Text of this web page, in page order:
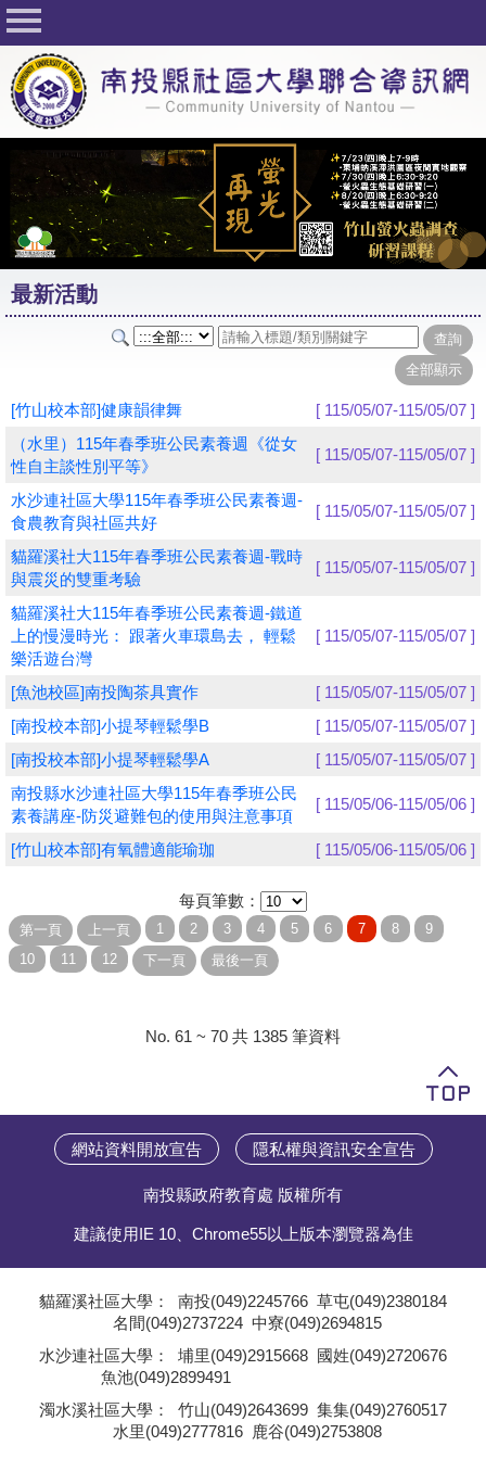
回首頁
關於社大
公佈欄
行事曆
最新活動
活動花絮
課程一覽表
志工與社團
友站連結
網路選課
學員專區
教師專區
評委專區
校務行政
最新活動
[竹山校本部]健康韻律舞
[ 115/05/07-115/05/07 ]
（水里）115年春季班公民素養週《從女
性自主談性別平等》
[ 115/05/07-115/05/07 ]
水沙連社區大學115年春季班公民素養週-
食農教育與社區共好
[ 115/05/07-115/05/07 ]
貓羅溪社大115年春季班公民素養週-戰時
與震災的雙重考驗
[ 115/05/07-115/05/07 ]
貓羅溪社大115年春季班公民素養週-鐵道
上的慢漫時光： 跟著火車環島去， 輕鬆
樂活遊台灣
[ 115/05/07-115/05/07 ]
[魚池校區]南投陶茶具實作
[ 115/05/07-115/05/07 ]
[南投校本部]小提琴輕鬆學B
[ 115/05/07-115/05/07 ]
[南投校本部]小提琴輕鬆學A
[ 115/05/07-115/05/07 ]
南投縣水沙連社區大學115年春季班公民
素養講座-防災避難包的使用與注意事項
[ 115/05/06-115/05/06 ]
[竹山校本部]有氧體適能瑜珈 [ 115/05/06-115/05/06 ]
每頁筆數：
No. 61 ~ 70 共 1385 筆資料
網站資料開放宣告 隱私權與資訊安全宣告
南投縣政府教育處 版權所有
建議使用IE 10、Chrome55以上版本瀏覽器為佳
貓羅溪社區大學： 南投(049)2245766 草屯(049)2380184
名間(049)2737224 中寮(049)2694815
水沙連社區大學： 埔里(049)2915668 國姓(049)2720676
魚池(049)2899491
濁水溪社區大學： 竹山(049)2643699 集集(049)2760517
水里(049)2777816 鹿谷(049)2753808